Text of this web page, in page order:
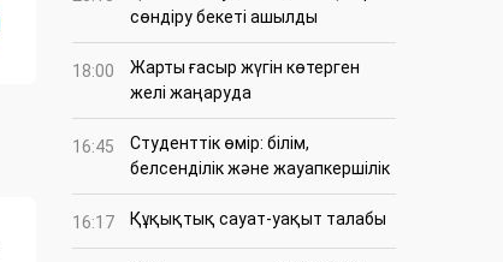
сөндіру бекеті ашылды
18:00
Жарты ғасыр жүгін көтерген
желі жаңаруда
16:45
Студенттік өмір: білім,
белсенділік және жауапкершілік
16:17 Құқықтық сауат-уақыт талабы